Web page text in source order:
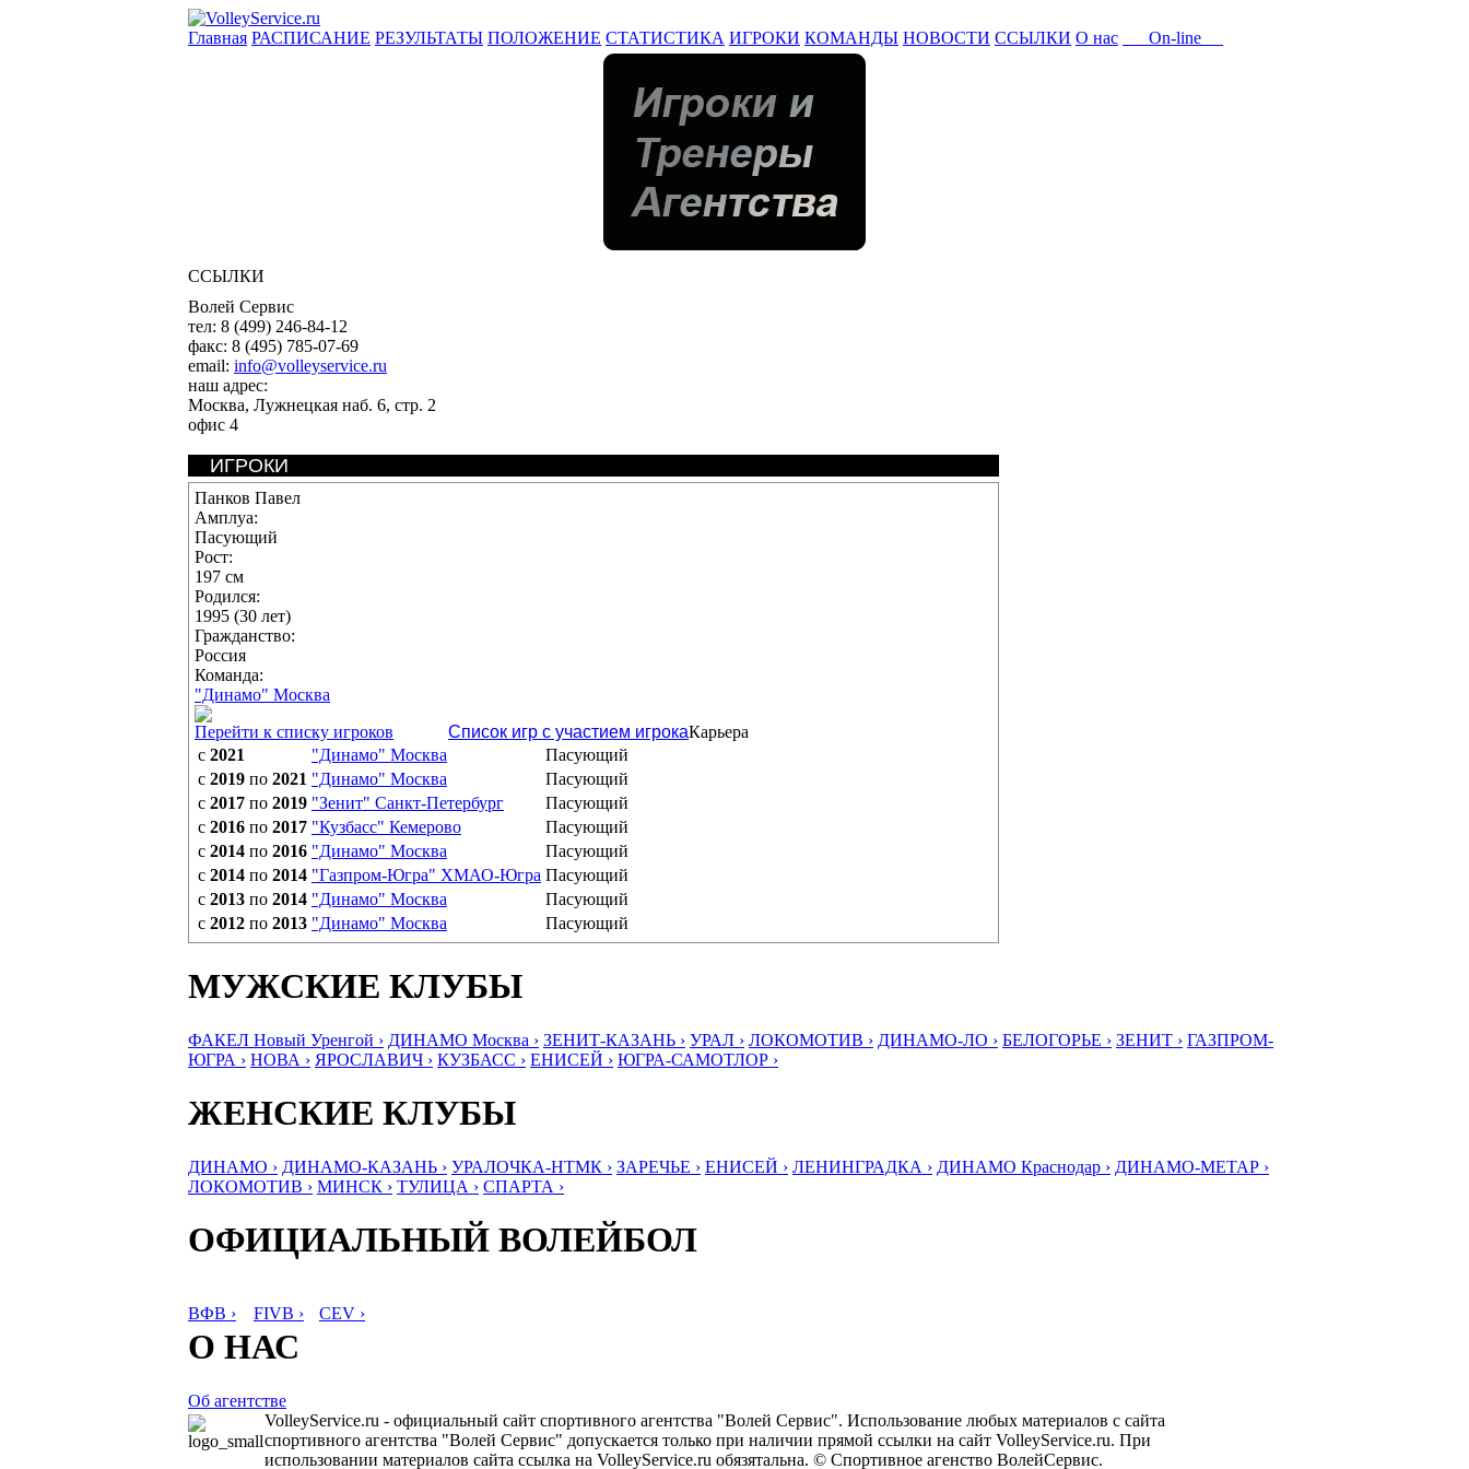
Главная РАСПИСАНИЕ РЕЗУЛЬТАТЫ ПОЛОЖЕНИЕ СТАТИСТИКА ИГРОКИ КОМАНДЫ НОВОСТИ ССЫЛКИ О нас On-line
ССЫЛКИ
Волей Сервис
тел: 8 (499) 246-84-12
факс: 8 (495) 785-07-69
email: info@volleyservice.ru
наш адрес:
Москва, Лужнецкая наб. 6, стр. 2
офис 4
ИГРОКИ
Панков Павел
Амплуа:
Пасующий
Рост:
197 см
Родился:
1995 (30 лет)
Гражданство:
Россия
Команда:
"Динамо" Москва
Перейти к списку игроков
Список игр с участием игрокаКарьера
с 2021 "Динамо" Москва
Пасующий
с 2019 по 2021 "Динамо" Москва
Пасующий
с 2017 по 2019 "Зенит" Санкт-Петербург
Пасующий
с 2016 по 2017 "Кузбасс" Кемерово
Пасующий
с 2014 по 2016 "Динамо" Москва
Пасующий
с 2014 по 2014 "Газпром-Югра" ХМАО-Югра Пасующий
с 2013 по 2014 "Динамо" Москва
Пасующий
с 2012 по 2013 "Динамо" Москва Пасующий
МУЖСКИЕ КЛУБЫ
ФАКЕЛ Новый Уренгой › ДИНАМО Москва › ЗЕНИТ-КАЗАНЬ › УРАЛ › ЛОКОМОТИВ › ДИНАМО-ЛО › БЕЛОГОРЬЕ › ЗЕНИТ › ГАЗПРОМ-
ЮГРА › НОВА › ЯРОСЛАВИЧ › КУЗБАСС › ЕНИСЕЙ › ЮГРА-САМОТЛОР ›
ЖЕНСКИЕ КЛУБЫ
ДИНАМО › ДИНАМО-КАЗАНЬ › УРАЛОЧКА-НТМК › ЗАРЕЧЬЕ › ЕНИСЕЙ › ЛЕНИНГРАДКА › ДИНАМО Краснодар › ДИНАМО-МЕТАР ›
ЛОКОМОТИВ › МИНСК › ТУЛИЦА › СПАРТА ›
ОФИЦИАЛЬНЫЙ ВОЛЕЙБОЛ
ВФВ › FIVB › CEV ›
О НАС
Об агентстве
VolleyService.ru - официальный сайт спортивного агентства "Волей Сервис". Использование любых материалов с сайта
спортивного агентства "Волей Сервис" допускается только при наличии прямой ссылки на сайт VolleyService.ru. При
использовании материалов сайта ссылка на VolleyService.ru обязятальна. © Спортивное агенство ВолейСервис.